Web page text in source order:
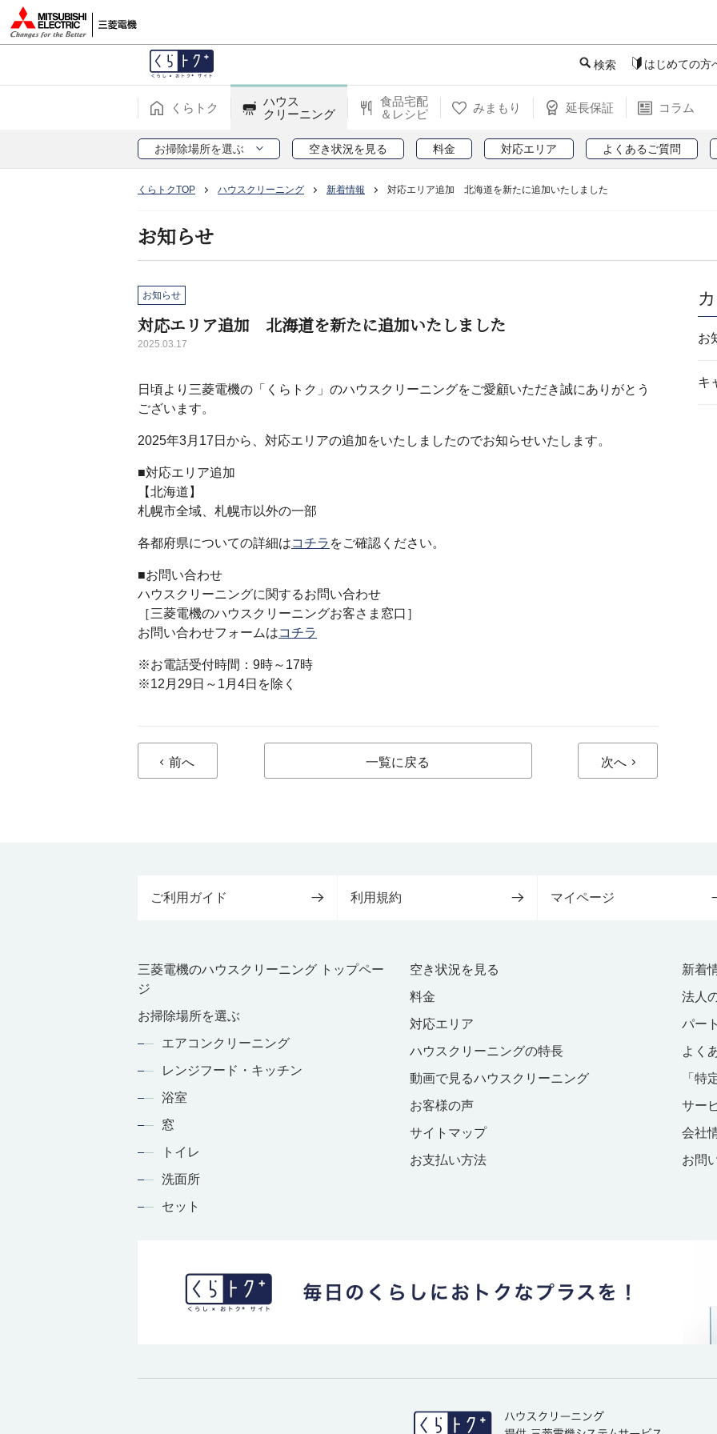
検索 はじめての方
くらトク
ハウス
クリーニング
食品宅配
＆レシピ
みまもり 延長保証 コラム
お掃除場所を選ぶ 空き状況を見る 料金 対応エリア よくあるご質問
くらトクTOP ハウスクリーニング 新着情報 対応エリア追加 北海道を新たに追加いたしました
お知らせ
お知らせ
対応エリア追加 北海道を新たに追加いたしました
2025.03.17
日頃より三菱電機の「くらトク」のハウスクリーニングをご愛顧いただき誠にありがとう
ございます。
2025年3月17日から、対応エリアの追加をいたしましたのでお知らせいたします。
■対応エリア追加
【北海道】
札幌市全域、札幌市以外の一部
各都府県についての詳細はコチラ をご確認ください。
■お問い合わせ
ハウスクリーニングに関するお問い合わせ
［三菱電機のハウスクリーニングお客さま窓口］
お問い合わせフォームはコチラ
※お電話受付時間：9時～17時
※12月29日～1月4日を除く
前へ 一覧に戻る 次へ
お
キ
ご利用ガイド 利用規約 マイページ
三菱電機のハウスクリーニング トップペー
ジ
お掃除場所を選ぶ
エアコンクリーニング
レンジフード・キッチン
浴室
窓
トイレ
洗面所
セット
空き状況を見る
料金
対応エリア
ハウスクリーニングの特長
動画で見るハウスクリーニング
お客様の声
サイトマップ
お支払い方法
新着
法人
パー
よく
「特
サー
会社
お問